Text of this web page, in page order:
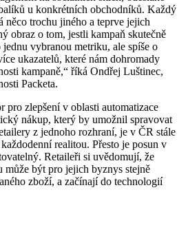
u konkrétních obchodníků. Každý
něco trochu jiného a teprve jejich
obraz o tom, jestli kampaň skutečně
vybranou metriku, ale spíše o
ukazatelů, které nám dohromady
kampaně,“ říká Ondřej Luštinec,
Packeta.
pro zlepšení v oblasti automatizace
nákup, který by umožnil spravovat
z jednoho rozhraní, je v ČR stále
realitou. Přesto je posun v
Retaileři si uvědomují, že
může být pro jejich byznys stejně
zboží, a začínají do technologií